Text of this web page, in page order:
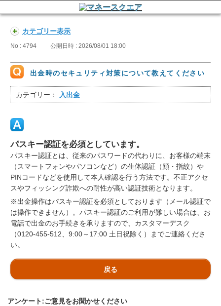
カテゴリー表示
No : 4794 公開日時 : 2026/08/01 18:00
出金時のセキュリティ対策について教えてください
カテゴリー： 入出金
パスキー認証を必須としています。
パスキー認証とは、従来のパスワードの代わりに、お客様の端末
（スマートフォンやパソコンなど）の生体認証（顔・指紋）や
PINコードなどを使用して本人確認を行う方法です。不正アクセ
スやフィッシング詐欺への耐性が高い認証技術となります。
※出金操作はパスキー認証を必須としております（メール認証で
は操作できません）。パスキー認証のご利用が難しい場合は、お
電話で出金のお手続きを承りますので、カスタマーデスク
（0120-455-512、9:00～17:00 土日祝除く）までご連絡くださ
い。
戻る
アンケート:ご意見をお聞かせください